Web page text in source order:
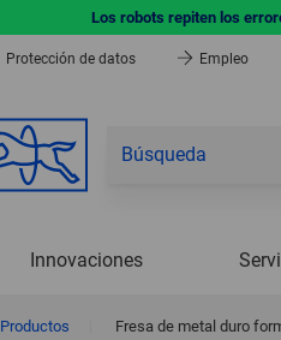
Los robots repiten los
Protección de datos Empleo
Innovaciones
Productos Fresa de metal duro